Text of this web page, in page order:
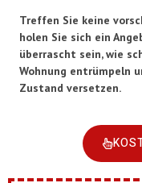
Treffen Sie keine
holen Sie sich ein
überrascht sein, wie
Wohnung entrümpeln
Zustand versetzen.